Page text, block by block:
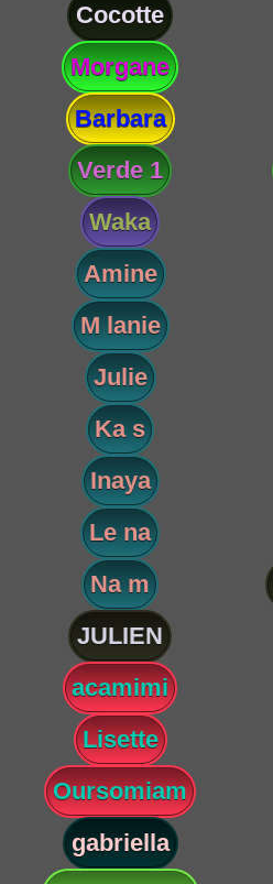
Cocotte
Morgane
Barbara
Verde 1
Waka
Amine
M lanie
Julie
Ka s
Inaya
Le na
Na m
JULIEN
acamimi
Lisette
Oursomiam
gabriella